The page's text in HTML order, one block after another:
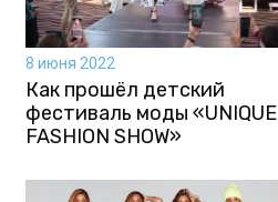
8 июня 2022
Как прошёл детский
фестиваль моды «UNIQUE
FASHION SHOW»